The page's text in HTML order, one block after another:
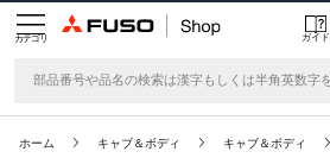
カテゴリ ガイド
ホーム キャブ＆ボディ キャブ＆ボディ